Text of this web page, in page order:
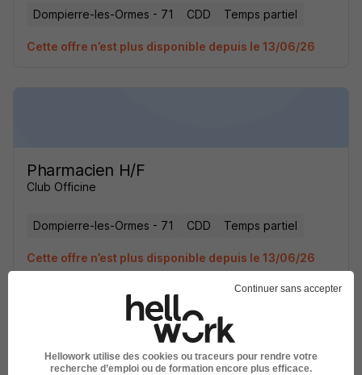
Dompierre-les-Ormes - 71 CDD Temps partiel
Cette offre n’est plus disponible depuis le 13/06/26
Pharmacien H/F
Club Officine
Dompierre-les-Ormes - 71 CDD Temps partiel
Cette offre n’est plus disponible depuis le 13/06/26
Continuer sans accepter
Hellowork utilise des cookies ou traceurs pour rendre votre
recherche d’emploi ou de formation encore plus efficace.